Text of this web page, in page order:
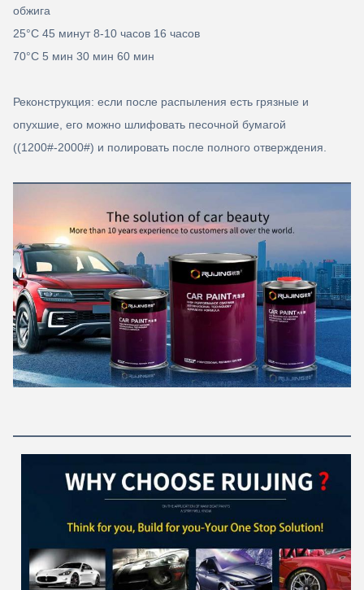
обжига
25°C 45 минут 8-10 часов 16 часов
70°C 5 мин 30 мин 60 мин
Реконструкция: если после распыления есть грязные и
опухшие, его можно шлифовать песочной бумагой
((1200#-2000#) и полировать после полного отверждения.